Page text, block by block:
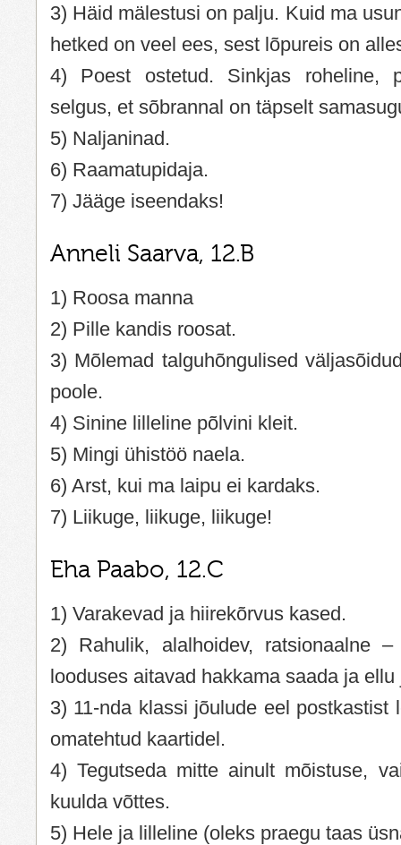
3) Häid mälestusi on palju. Kuid ma
hetked on veel ees, sest lõpureis on
4) Poest ostetud. Sinkjas roheline,
selgus, et sõbrannal on täpselt
5) Naljaninad.
6) Raamatupidaja.
7) Jääge iseendaks!
Anneli Saarva, 12.B
1) Roosa manna
2) Pille kandis roosat.
3) Mõlemad talguhõngulised
poole.
4) Sinine lilleline põlvini kleit.
5) Mingi ühistöö naela.
6) Arst, kui ma laipu ei kardaks.
7) Liikuge, liikuge, liikuge!
Eha Paabo, 12.C
1) Varakevad ja hiirekõrvus kased.
2) Rahulik, alalhoidev, ratsionaalne
looduses aitavad hakkama saada ja ellu
3) 11-nda klassi jõulude eel postkastist
omatehtud kaartidel.
4) Tegutseda mitte ainult mõistuse,
kuulda võttes.
5) Hele ja lilleline (oleks praegu taas